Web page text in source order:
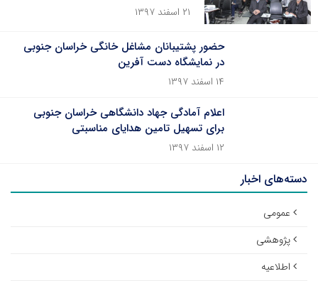
۲۱ اسفند ۱۳۹۷
حضور پشتیبانان مشاغل خانگی خراسان جنوبی
در نمایشگاه دست آفرین
۱۴ اسفند ۱۳۹۷
اعلام آمادگی جهاد دانشگاهی خراسان جنوبی
برای تسهیل تامین هدایای مناسبتی
۱۲ اسفند ۱۳۹۷
دسته‌های اخبار
عمومی
پژوهشی
اطلاعیه